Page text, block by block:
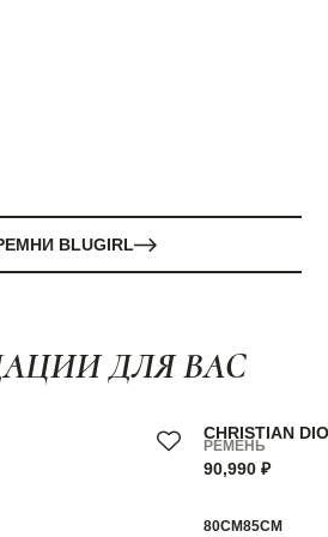
BLUGIRL
ДЛЯ ВАС
CHRISTIAN
РЕМЕНЬ
90,990 ₽
80СМ85СМ